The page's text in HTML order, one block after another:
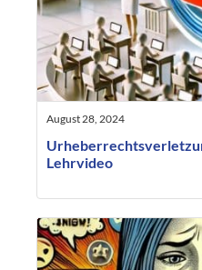
August 28, 2024
Lehrvideo